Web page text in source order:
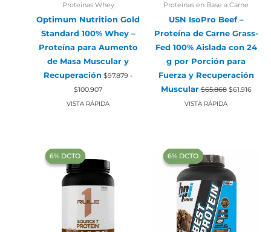
Proteinas Whey
Optimum Nutrition Gold
Standard 100% Whey –
Proteína para Aumento
de Masa Muscular y
Recuperación $97.879 -
$100.907Rango
precios:
VISTA RÁPIDA
Proteínas en Base a Carne
USN IsoPro Beef –
Proteína de Carne Grass-
Fed 100% Aislada con 24
g por Porción para
Fuerza y Recuperación
Muscular $65.868 El
precio
$61.916El
precio
VISTA RÁPIDA
‍6% DCTO‍‍
‍6% DCTO‍‍ ‍6% DCTO‍‍
‍6% DCTO‍‍